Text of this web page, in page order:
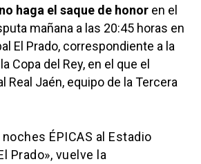
haga el saque de honor en el
mañana a las 20:45 horas en
El Prado, correspondiente a la
Copa del Rey, en el que el
Real Jaén, equipo de la Tercera
ÉPICAS al Estadio
Prado», vuelve la